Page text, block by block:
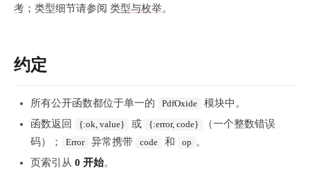
考 ；类型细节请参阅 类型与枚举。
约定
所有公开函数都位于单一的 PdfOxide
模块中。
函数返回
{:ok, value} 或 {:error, code}
（一个整数错误
码）；
Error 异常携带 code 和 op
。
页索引从 0 开始。